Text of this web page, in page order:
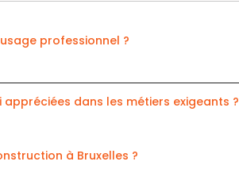
professionnel ?
dans les métiers exigeants ?
à Bruxelles ?